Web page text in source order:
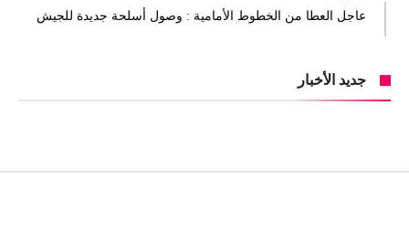
عاجل العطا من الخطوط الأمامية : وصول أسلحة جديدة للجيش
جديد الأخبار